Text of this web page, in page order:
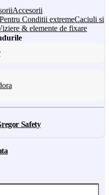
Accesorii
Conditii extremeCaciuli si
& elemente de fixare
Safety